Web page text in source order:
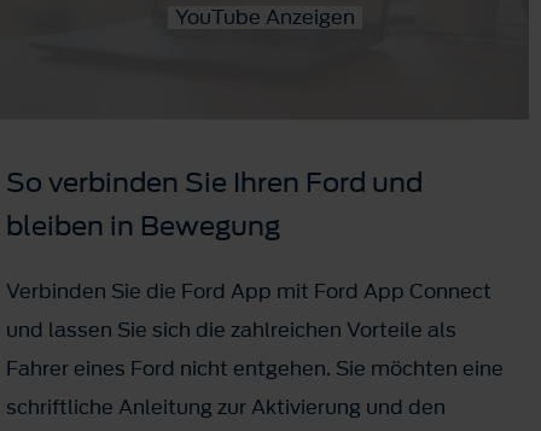
YouTube Anzeigen
So verbinden Sie Ihren Ford und
bleiben in Bewegung
Verbinden Sie die Ford App mit Ford App Connect
und lassen Sie sich die zahlreichen Vorteile als
Fahrer eines Ford nicht entgehen. Sie möchten eine
schriftliche Anleitung zur Aktivierung und den